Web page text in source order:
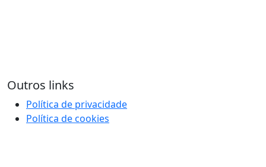
Outros links
Política de privacidade
Política de cookies